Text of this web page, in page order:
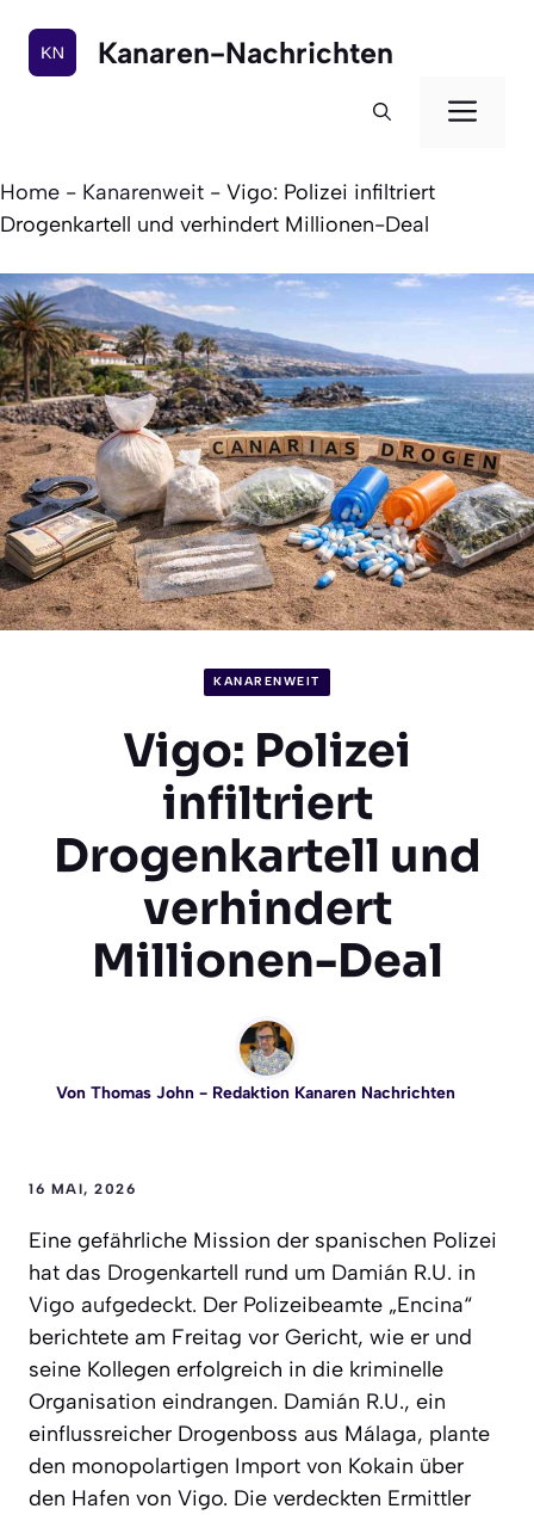
Inhalt
springen
Kanaren-Nachrichten
Home - Kanarenweit - Vigo: Polizei infiltriert
Drogenkartell und verhindert Millionen-Deal
KANARENWEIT
Vigo: Polizei
infiltriert
Drogenkartell und
verhindert
Millionen-Deal
Von Thomas John- Redaktion Kanaren Nachrichten
16 MAI, 2026
Eine gefährliche Mission der spanischen Polizei
hat das Drogenkartell rund um Damián R.U. in
Vigo aufgedeckt. Der Polizeibeamte „Encina“
berichtete am Freitag vor Gericht, wie er und
seine Kollegen erfolgreich in die kriminelle
Organisation eindrangen. Damián R.U., ein
einflussreicher Drogenboss aus Málaga, plante
den monopolartigen Import von Kokain über
den Hafen von Vigo. Die verdeckten Ermittler